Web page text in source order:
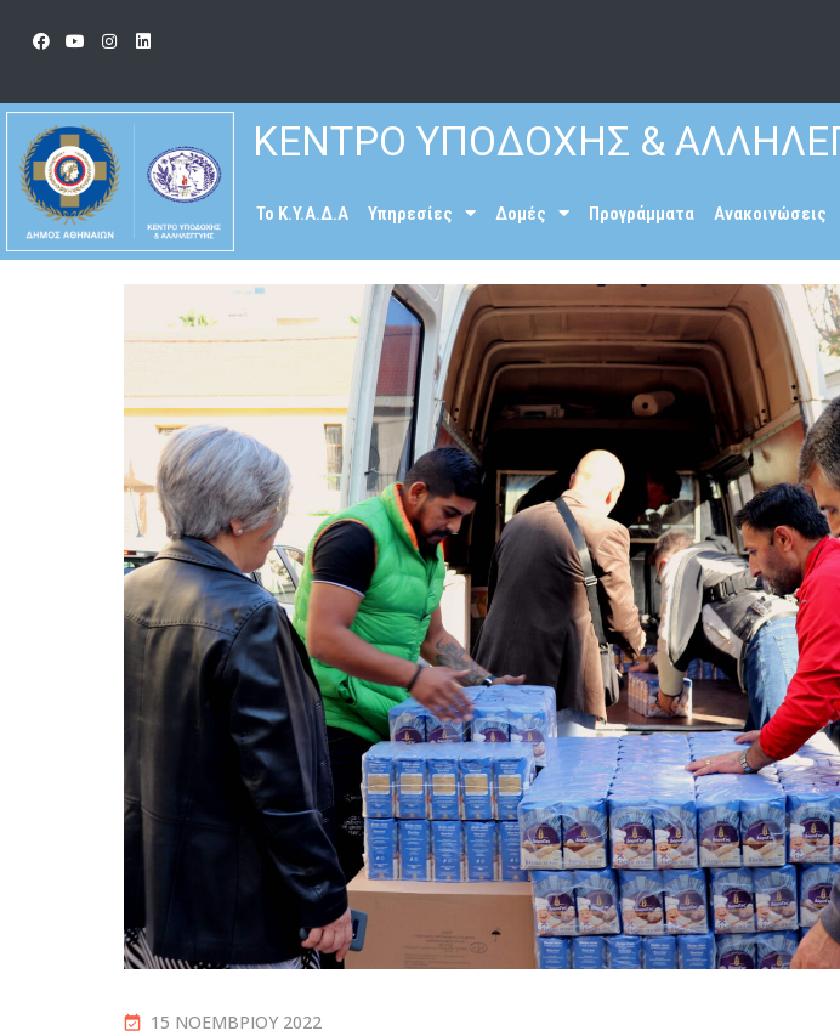
ΚΕΝΤΡΟ ΥΠΟΔΟΧΗΣ &
To K.Y.A.Δ.Α Υπηρεσίες Δομές Προγράμματα Ανακοινώσεις
15 ΝΟΕΜΒΡΊΟΥ 2022